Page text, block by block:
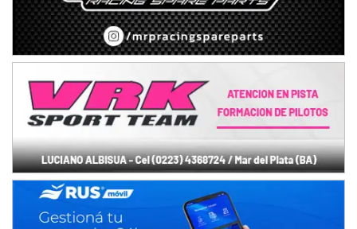
NORESTE SANTAFESINO - F6
Ciudad de Avellaneda (Asfalto)
Avellaneda (Santa Fe)
SUR SANTAFESINO - F4
José Samuel Sánchez (Tierra)
Rufino (Santa Fe)
TUCUMANO - F5
Juan Navarro (Asfalto)
El Timbó (Tucumán)